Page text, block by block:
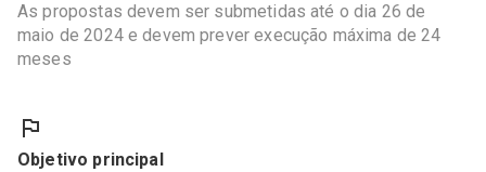
As propostas devem ser submetidas até o dia 26 de
maio de 2024 e devem prever execução máxima de 24
meses
Objetivo principal